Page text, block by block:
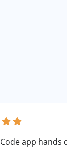
app hands